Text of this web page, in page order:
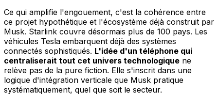
Ce qui amplifie l'engouement, c'est la cohérence entre
ce projet hypothétique et l'écosystème déjà construit par
Musk. Starlink couvre désormais plus de 100 pays. Les
véhicules Tesla embarquent déjà des systèmes
connectés sophistiqués. L'idée d'un téléphone qui
centraliserait tout cet univers technologique ne
relève pas de la pure fiction. Elle s'inscrit dans une
logique d'intégration verticale que Musk pratique
systématiquement, quel que soit le secteur.